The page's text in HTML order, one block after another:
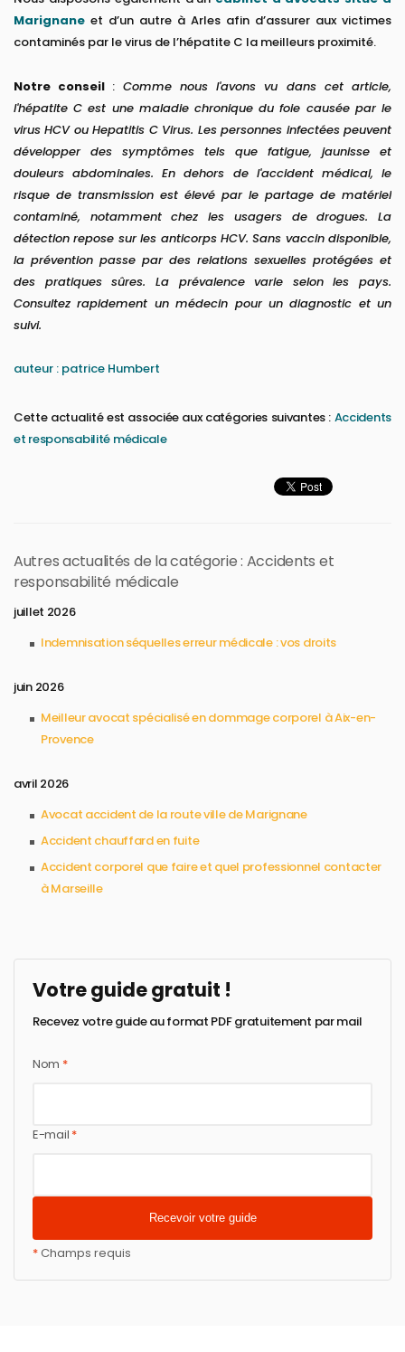
Marignane et d’un autre à Arles afin d’assurer aux victimes
contaminés par le virus de l’hépatite C la meilleurs proximité.
Notre conseil : Comme nous l'avons vu dans cet article,
l'hépatite C est une maladie chronique du foie causée par le
virus HCV ou Hepatitis C Virus. Les personnes infectées peuvent
développer des symptômes tels que fatigue, jaunisse et
douleurs abdominales. En dehors de l'accident médical, le
risque de transmission est élevé par le partage de matériel
contaminé, notamment chez les usagers de drogues. La
détection repose sur les anticorps HCV. Sans vaccin disponible,
la prévention passe par des relations sexuelles protégées et
des pratiques sûres. La prévalence varie selon les pays.
Consultez rapidement un médecin pour un diagnostic et un
suivi.
auteur : patrice Humbert
Cette actualité est associée aux catégories suivantes : Accidents
et responsabilité médicale
Autres actualités de la catégorie : Accidents et
responsabilité médicale
juillet 2026
Indemnisation séquelles erreur médicale : vos droits
juin 2026
Meilleur avocat spécialisé en dommage corporel à Aix-en-
Provence
avril 2026
Avocat accident de la route ville de Marignane
Accident chauffard en fuite
Accident corporel que faire et quel professionnel contacter
à Marseille
Votre guide gratuit !
Recevez votre guide au format PDF gratuitement par mail
Nom *
E-mail *
*Champs requis